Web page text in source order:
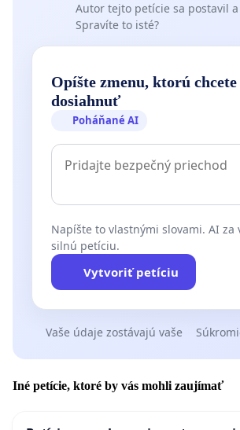
Autor tejto petície sa postavil
Spravíte to isté?
Opíšte zmenu, ktorú chcete
dosiahnuť
Poháňané AI
Napíšte to vlastnými slovami. AI za
silnú petíciu.
Vytvoriť petíciu
Vaše údaje zostávajú vaše
Iné petície, ktoré by vás mohli zaujímať